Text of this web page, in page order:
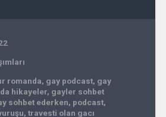
romanda, gay podcast, gay
hikayeler, gayler sohbet
sohbet ederken, podcast,
, travesti olan gacı